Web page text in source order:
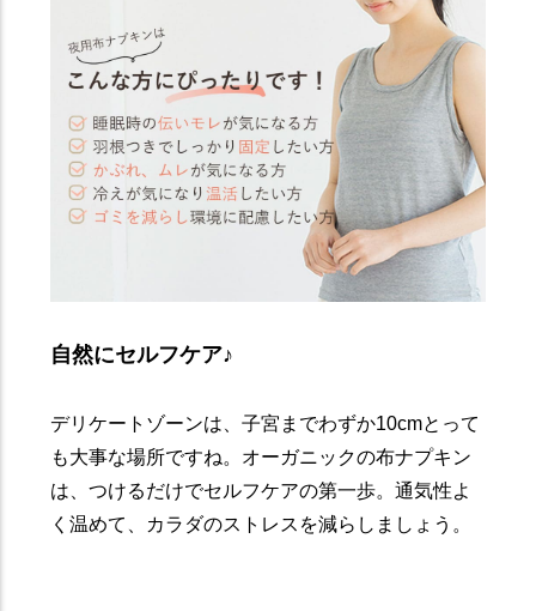
自然にセルフケア♪
デリケートゾーンは、子宮までわずか10cmとって
も大事な場所ですね。オーガニックの布ナプキン
は、つけるだけでセルフケアの第一歩。通気性よ
く温めて、カラダのストレスを減らしましょう。